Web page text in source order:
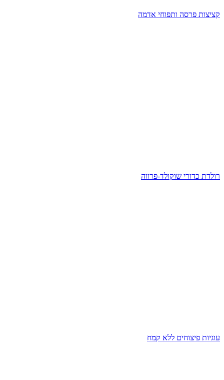
קציצות פרסה ותפוחי אדמה
רולדת כדורי שוקולד-פרווה
עוגיות פיצוחים ללא קמח